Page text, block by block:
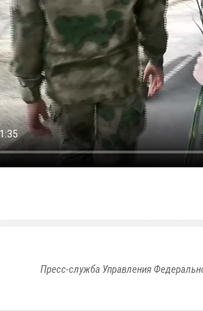
Пресс-служба Управления